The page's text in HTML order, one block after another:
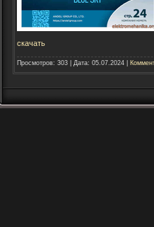
скачать
Просмотров: 303| Дата: 05.07.2024